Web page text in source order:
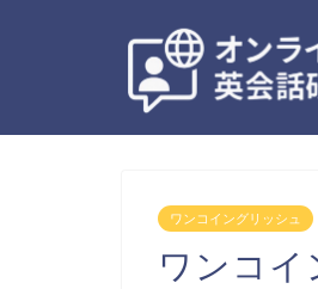
ワンコイングリッシュ
ワンコイ